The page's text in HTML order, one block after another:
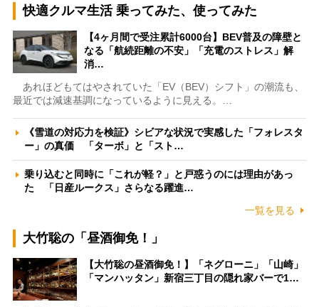
快適クルマ生活 乗ってみた、使ってみた
【4ヶ月間で受注累計6000台】BEV普及の障壁と
なる「航続距離の不安」「充電のストレス」解
消…
あれほどもてはやされていた「EV（BEV）シフト」の潮流も、
最近では減速基調になっているように見える。…
《雪道の対応力を検証》シビアな状況で実感した「フォレスタ
ー」の真価 「ターボ」と「スト…
乗り込むと同時に「これが軽？」と戸惑うのには理由があっ
た 「日産ルークス」さらなる躍進…
一覧を見る
大竹聡の「昼酒御免！」
【大竹聡の昼酒御免！】「ネグローニ」「山崎」
「マンハッタン」新宿三丁目の隠れ家バーで1…